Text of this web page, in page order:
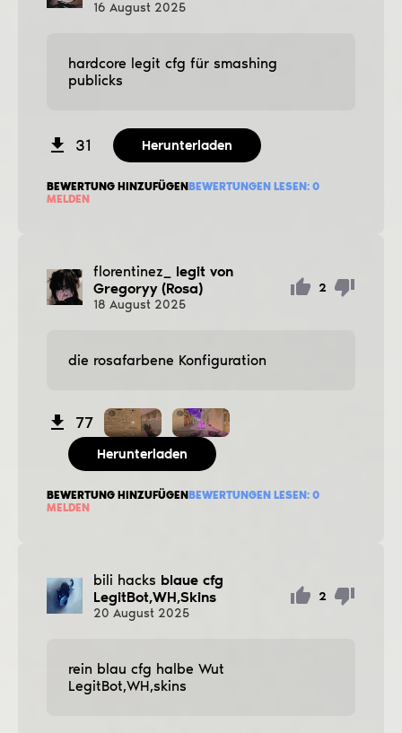
16 August 2025
hardcore legit cfg für smashing
publicks
31 Herunterladen
BEWERTUNG HINZUFÜGENBEWERTUNGEN LESEN: 0
MELDEN
florentinez_
legit von
Gregoryy (Rosa)
18 August 2025
2
die rosafarbene Konfiguration
77
Herunterladen
BEWERTUNG HINZUFÜGENBEWERTUNGEN LESEN: 0
MELDEN
bili hacks blaue cfg
LegitBot,WH,Skins
20 August 2025
2
rein blau cfg halbe Wut
LegitBot,WH,skins